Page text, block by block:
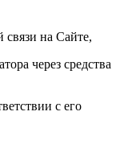
связи на Сайте,
через средства
с его